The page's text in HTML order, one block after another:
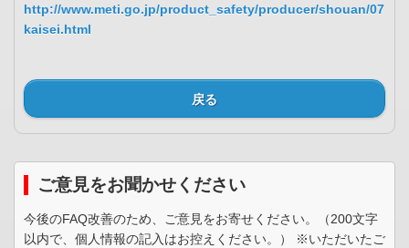
http://www.meti.go.jp/product_safety/producer/shouan/07
kaisei.html
戻る
ご意見をお聞かせください
今後のFAQ改善のため、ご意見をお寄せください。（200文字
以内で、個人情報の記入はお控えください。） ※いただいたご